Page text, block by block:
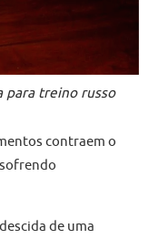
para treino russo
contraem o
de uma